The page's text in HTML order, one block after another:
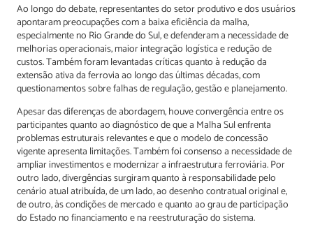
Ao longo do debate, representantes do setor produtivo e dos usuários
apontaram preocupações com a baixa eficiência da malha,
especialmente no Rio Grande do Sul, e defenderam a necessidade de
melhorias operacionais, maior integração logística e redução de
custos. Também foram levantadas críticas quanto à redução da
extensão ativa da ferrovia ao longo das últimas décadas, com
questionamentos sobre falhas de regulação, gestão e planejamento.
Apesar das diferenças de abordagem, houve convergência entre os
participantes quanto ao diagnóstico de que a Malha Sul enfrenta
problemas estruturais relevantes e que o modelo de concessão
vigente apresenta limitações. Também foi consenso a necessidade de
ampliar investimentos e modernizar a infraestrutura ferroviária. Por
outro lado, divergências surgiram quanto à responsabilidade pelo
cenário atual atribuída, de um lado, ao desenho contratual original e,
de outro, às condições de mercado e quanto ao grau de participação
do Estado no financiamento e na reestruturação do sistema.